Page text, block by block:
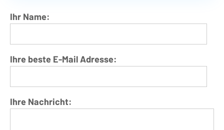
Ihr Name:
Ihre beste E-Mail Adresse:
Ihre Nachricht: